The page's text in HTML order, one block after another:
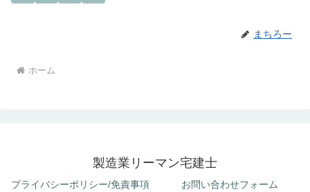
まちろー
ホーム
製造業リーマン宅建士
プライバシーポリシー/免責事項 お問い合わせフォーム